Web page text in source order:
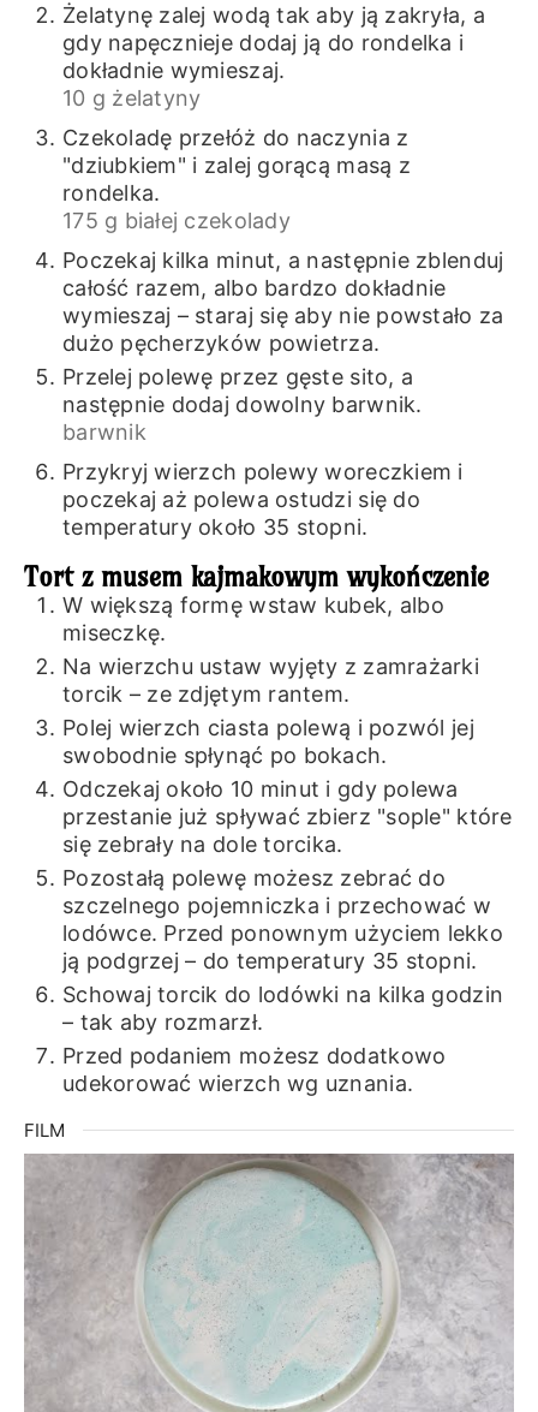
Żelatynę zalej wodą tak aby ją zakryła, a
gdy napęcznieje dodaj ją do rondelka i
dokładnie wymieszaj.
10 g żelatyny
Czekoladę przełóż do naczynia z
"dziubkiem" i zalej gorącą masą z
rondelka.
175 g białej czekolady
Poczekaj kilka minut, a następnie zblenduj
całość razem, albo bardzo dokładnie
wymieszaj – staraj się aby nie powstało za
dużo pęcherzyków powietrza.
Przelej polewę przez gęste sito, a
następnie dodaj dowolny barwnik.
barwnik
Przykryj wierzch polewy woreczkiem i
poczekaj aż polewa ostudzi się do
temperatury około 35 stopni.
Tort z musem kajmakowym wykończenie
W większą formę wstaw kubek, albo
miseczkę.
Na wierzchu ustaw wyjęty z zamrażarki
torcik – ze zdjętym rantem.
Polej wierzch ciasta polewą i pozwól jej
swobodnie spłynąć po bokach.
Odczekaj około 10 minut i gdy polewa
przestanie już spływać zbierz "sople" które
się zebrały na dole torcika.
Pozostałą polewę możesz zebrać do
szczelnego pojemniczka i przechować w
lodówce. Przed ponownym użyciem lekko
ją podgrzej – do temperatury 35 stopni.
Schowaj torcik do lodówki na kilka godzin
– tak aby rozmarzł.
Przed podaniem możesz dodatkowo
udekorować wierzch wg uznania.
FILM